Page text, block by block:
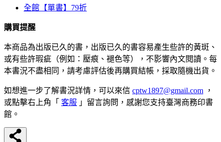
全館【單書】79折
購買提醒
本商品為出版已久的書，出版已久的書容易產生些許的黃斑、
或有些許瑕疵（例如：壓痕、褪色等），不影響內文閱讀。每
本書況不盡相同，請考慮評估後再購買結帳，採取隨機出貨。
如想進一步了解書況詳情，可以來信 cptw1897@gmail.com ，
或點擊右上角「 客服 」留言詢問，感謝您支持臺灣商務印書
館。